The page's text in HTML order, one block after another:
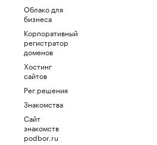
Облако для
бизнеса
Корпоративный
регистратор
доменов
Хостинг
сайтов
Рег.решения
Знакомства
Сайт
знакомств
podbor.ru